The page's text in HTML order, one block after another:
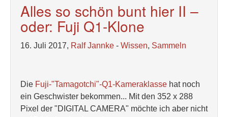
Alles so schön bunt hier II –
oder: Fuji Q1-Klone
16. Juli 2017, Ralf Jannke - Wissen, Sammeln
Die Fuji-"Tamagotchi"-Q1-Kameraklasse hat noch
ein Geschwister bekommen... Mit den 352 x 288
Pixel der "DIGITAL CAMERA" möchte ich aber nicht